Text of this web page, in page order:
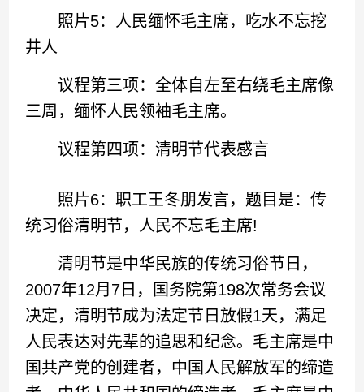
照片5：人民缅怀毛主席，吃水不忘挖
井人
议程第三项：全体自左至右绕毛主席像
三周，缅怀人民领袖毛主席。
议程第四项：清明节代表感言
照片6：职工王冬朋发言，题目是：传
统习俗清明节，人民不忘毛主席!
清明节是中华民族的传统习俗节日，
2007年12月7日，国务院第198次常务会议
决定，清明节成为法定节日放假1天，满足
人民表达对先辈的追思和纪念。毛主席是中
国共产党的创建者，中国人民解放军的缔造